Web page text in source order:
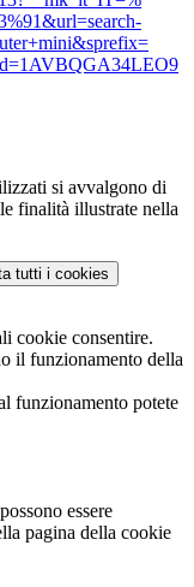
91&url=search-
si avvalgono di
finalità illustrate nella
tutti i cookies
cookie consentire.
il funzionamento della
funzionamento potete
essere
pagina della cookie